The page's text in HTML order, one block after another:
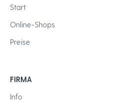
Start
Online-Shops
Preise
FIRMA
Info